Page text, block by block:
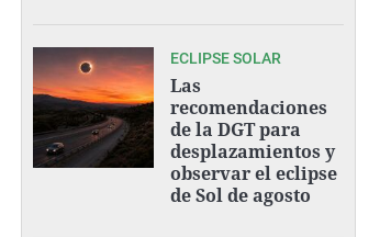
ECLIPSE SOLAR
Las
recomendaciones
de la DGT para
desplazamientos y
observar el eclipse
de Sol de agosto